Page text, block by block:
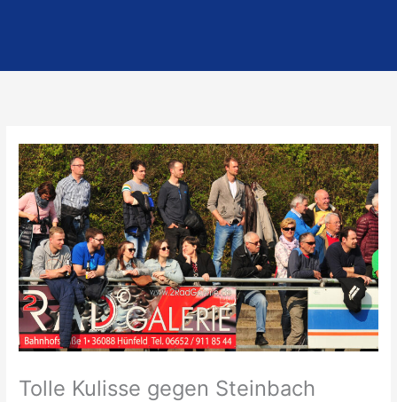
Tolle Kulisse gegen Steinbach